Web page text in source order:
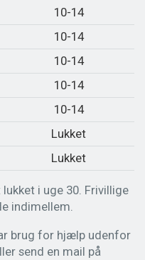
10-14
10-14
10-14
10-14
10-14
Lukket
Lukket
i uge 30. Frivillige
indimellem.
brug for hjælp udenfor
send en mail på